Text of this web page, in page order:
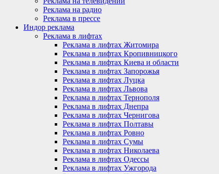
Реклама на радио
Реклама в прессе
Индор реклама
Реклама в лифтах
Реклама в лифтах Житомира
Реклама в лифтах Кропивницкого
Реклама в лифтах Киева и области
Реклама в лифтах Запорожья
Реклама в лифтах Луцка
Реклама в лифтах Львова
Реклама в лифтах Тернополя
Реклама в лифтах Днепра
Реклама в лифтах Чернигова
Реклама в лифтах Полтавы
Реклама в лифтах Ровно
Реклама в лифтах Сумы
Реклама в лифтах Николаева
Реклама в лифтах Одессы
Реклама в лифтах Ужгорода